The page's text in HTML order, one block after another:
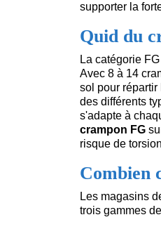
supporter la
Quid du
La catégorie
Avec 8 à 14
sol pour
des différents
s'adapte à
crampon FG
risque de
Combien
Les magasins
trois gammes